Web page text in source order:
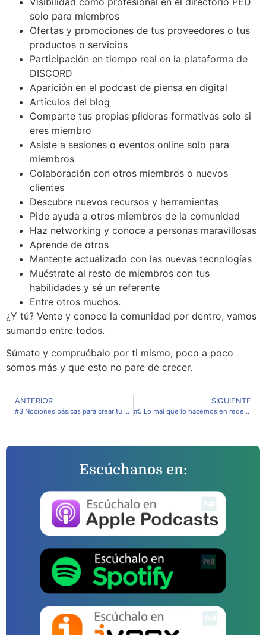
solo para miembros
Ofertas y promociones de tus proveedores o tus
productos o servicios
Participación en tiempo real en la plataforma de
DISCORD
Aparición en el podcast de piensa en digital
Artículos del blog
Comparte tus propias píldoras formativas solo si
eres miembro
Asiste a sesiones o eventos online solo para
miembros
Colaboración con otros miembros o nuevos
clientes
Descubre nuevos recursos y herramientas
Pide ayuda a otros miembros de la comunidad
Haz networking y conoce a personas maravillosas
Aprende de otros
Mantente actualizado con las nuevas tecnologías
Muéstrate al resto de miembros con tus
habilidades y sé un referente
Entre otros muchos.
¿Y tú? Vente y conoce la comunidad por dentro, vamos
sumando entre todos.
Súmate y compruébalo por ti mismo, poco a poco
somos más y que esto no pare de crecer.
ANTERIOR
#3 Nociones básicas para crear tu web
SIGUIENTE
#5 Lo mal que lo hacemos en redes sociales
Escúchanos en: